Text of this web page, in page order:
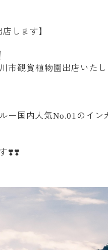
します】
市観賞植物園出店いたし
ー国内人気No.01 のイン
❣️❣️